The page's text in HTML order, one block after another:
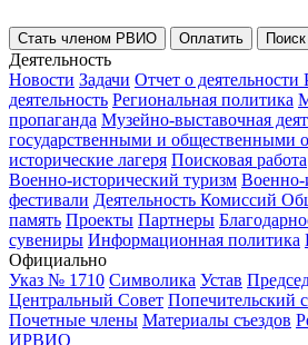
Стать членом РВИО Оплатить Поиск
Деятельность
Новости Задачи Отчет о
деятельность Региональная политика
пропаганда Музейно-выставочная
государственными и общественными
исторические лагеря Поисковая работа
Военно-исторический туризм Военно-
фестивали Деятельность Комиссий
память Проекты Партнеры
сувениры Информационная политика
Официально
Указ № 1710 Символика Устав
Центральный Совет Попечительский
Почетные члены Материалы съездов
ИРВИО